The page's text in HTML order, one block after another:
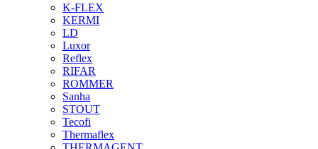
K-FLEX
KERMI
LD
Luxor
Reflex
RIFAR
ROMMER
Sanha
STOUT
Tecofi
Thermaflex